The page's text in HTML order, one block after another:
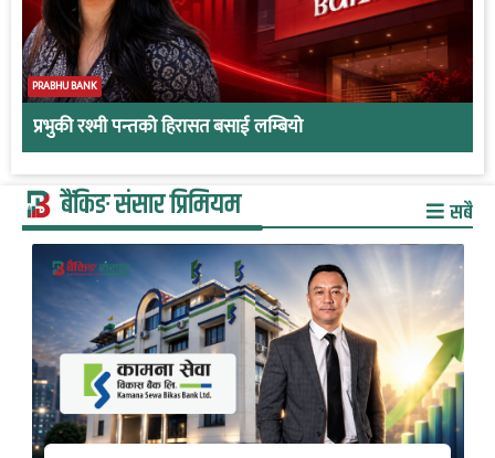
PRABHU BANK
प्रभुकी रश्मी पन्तको हिरासत बसाई लम्बियो
बैंकिङ संसार प्रिमियम सबै